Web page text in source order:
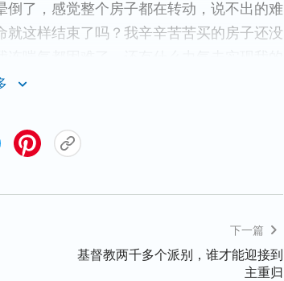
了，感觉整个房子都在转动，说不出的难
这样结束了吗？我辛辛苦苦买的房子还没
“神啊，我现在难受得生不如死，愿神救救
，不认识神的主宰，所以对待命运人总有
挣脱神的权柄，挣脱神的主宰，挣脱命运
能如愿，处处碰壁，这种在灵魂深处的挣
让人的生命就这样白白地消耗着。……人若
下一篇
基督教两千多个派别，谁才能迎接到
主重归